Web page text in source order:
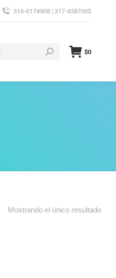
316-0174908 | 317-4387005
$0
Mostrando el único resultado